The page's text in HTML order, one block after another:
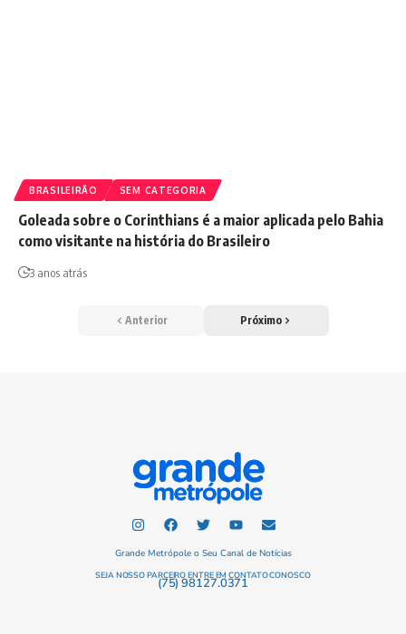
BRASILEIRÃO SEM CATEGORIA
Goleada sobre o Corinthians é a maior aplicada pelo Bahia
como visitante na história do Brasileiro
3 anos atrás
Anterior Próximo
Grande Metrópole o Seu Canal de Notícias
SEJA NOSSO PARCEIRO ENTRE EM CONTATO CONOSCO
(75) 98127.0371